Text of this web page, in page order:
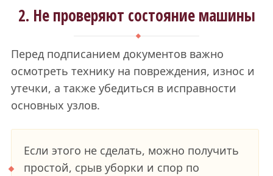
2. Не проверяют состояние машины
Перед подписанием документов важно
осмотреть технику на повреждения, износ и
утечки, а также убедиться в исправности
основных узлов.
Если этого не сделать, можно получить
простой, срыв уборки и спор по